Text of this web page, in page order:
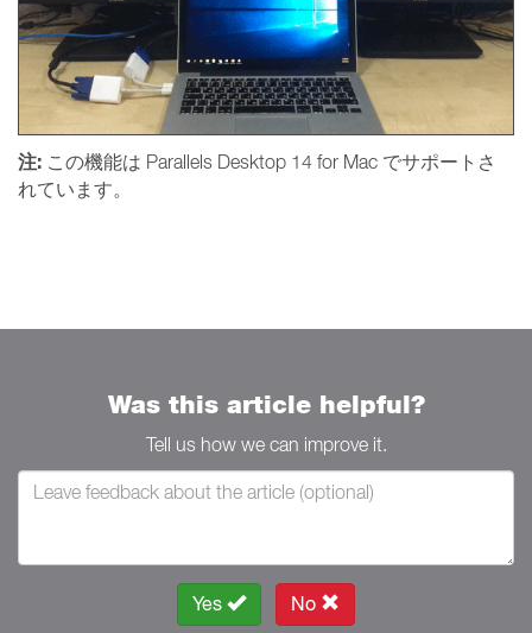
注: この機能は Parallels Desktop 14 for Mac でサポートさ
れています。
Was this article helpful?
Tell us how we can improve it.
Yes No